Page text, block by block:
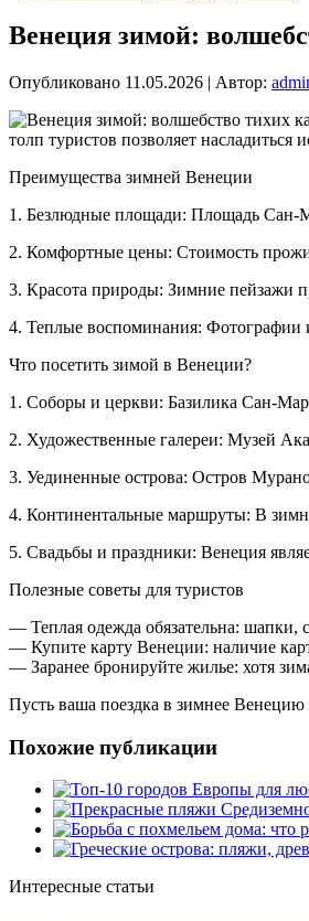
Венеция зимой:
Опубликовано 11.05.2026 | Автор:
толп туристов позволяет
Преимущества зимней Венеции
1. Безлюдные площади: Площадь Сан-
2. Комфортные цены: Стоимость
3. Красота природы: Зимние пейзажи
4. Теплые воспоминания: Фотографии
Что посетить зимой в Венеции?
1. Соборы и церкви: Базилика Сан-
2. Художественные галереи: Музей
3. Уединенные острова: Остров
4. Континентальные маршруты: В
5. Свадьбы и праздники: Венеция
Полезные советы для туристов
— Теплая одежда обязательна: шапки,
— Купите карту Венеции: наличие
— Заранее бронируйте жилье: хотя
Пусть ваша поездка в зимнее Венецию
Похожие публикации
Интересные статьи